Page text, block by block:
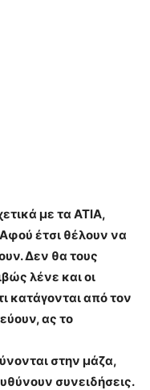
με τα ΑΤΙΑ,
έτσι θέλουν να
Δεν θα τους
λένε και οι
κατάγονται από τον
ας το
στην μάζα,
συνειδήσεις.